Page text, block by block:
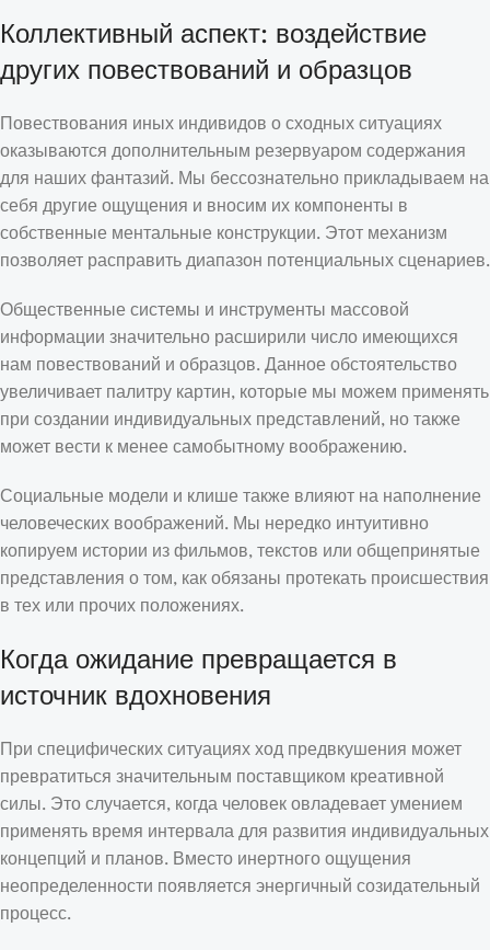
Коллективный аспект: воздействие
других повествований и образцов
Повествования иных индивидов о сходных ситуациях
оказываются дополнительным резервуаром содержания
для наших фантазий. Мы бессознательно прикладываем на
себя другие ощущения и вносим их компоненты в
собственные ментальные конструкции. Этот механизм
позволяет расправить диапазон потенциальных сценариев.
Общественные системы и инструменты массовой
информации значительно расширили число имеющихся
нам повествований и образцов. Данное обстоятельство
увеличивает палитру картин, которые мы можем применять
при создании индивидуальных представлений, но также
может вести к менее самобытному воображению.
Социальные модели и клише также влияют на наполнение
человеческих воображений. Мы нередко интуитивно
копируем истории из фильмов, текстов или общепринятые
представления о том, как обязаны протекать происшествия
в тех или прочих положениях.
Когда ожидание превращается в
источник вдохновения
При специфических ситуациях ход предвкушения может
превратиться значительным поставщиком креативной
силы. Это случается, когда человек овладевает умением
применять время интервала для развития индивидуальных
концепций и планов. Вместо инертного ощущения
неопределенности появляется энергичный созидательный
процесс.